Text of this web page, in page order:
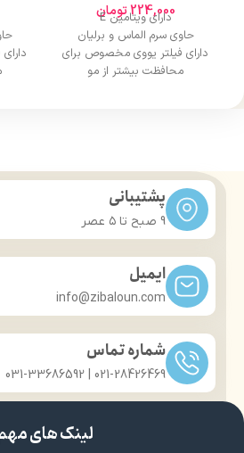
224,000تومان
دارای ویتامین E
حاوی سرم الماس و برلیان
دارای فیلتر یووی مخصوص برای
محافظت بیشتر از مو
پشتیبانی
9 صبح تا ۵ عصر
ایمیل
info@zibaloun.com
شماره تماس
021-28426469 | 031-33686592
لینک های